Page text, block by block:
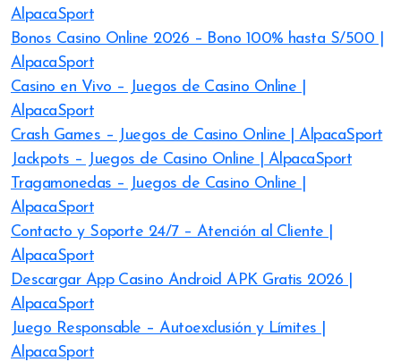
AlpacaSport
Bonos Casino Online 2026 – Bono 100% hasta S/500 |
AlpacaSport
Casino en Vivo – Juegos de Casino Online |
AlpacaSport
Crash Games – Juegos de Casino Online | AlpacaSport
Jackpots – Juegos de Casino Online | AlpacaSport
Tragamonedas – Juegos de Casino Online |
AlpacaSport
Contacto y Soporte 24/7 – Atención al Cliente |
AlpacaSport
Descargar App Casino Android APK Gratis 2026 |
AlpacaSport
Juego Responsable – Autoexclusión y Límites |
AlpacaSport